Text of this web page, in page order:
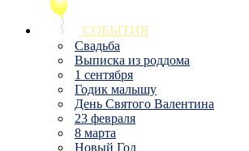
СОБЫТИЯ
Свадьба
Выписка из роддома
1 сентября
Годик малышу
День Святого Валентина
23 февраля
8 марта
Новый Год